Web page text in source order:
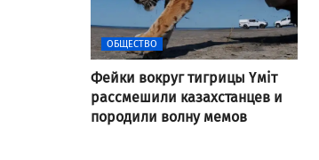
ОБЩЕСТВО
Фейки вокруг тигрицы Үміт
рассмешили казахстанцев и
породили волну мемов